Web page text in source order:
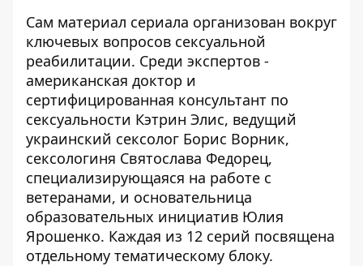
Сам материал сериала организован вокруг
ключевых вопросов сексуальной
реабилитации. Среди экспертов -
американская доктор и
сертифицированная консультант по
сексуальности Кэтрин Элис, ведущий
украинский сексолог Борис Ворник,
сексологиня Святослава Федорец,
специализирующаяся на работе с
ветеранами, и основательница
образовательных инициатив Юлия
Ярошенко. Каждая из 12 серий посвящена
отдельному тематическому блоку.